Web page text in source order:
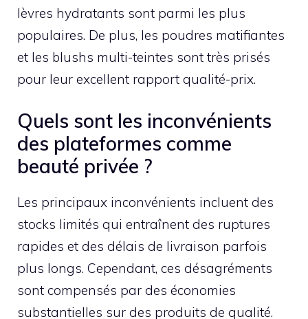
lèvres hydratants sont parmi les plus
populaires. De plus, les poudres matifiantes
et les blushs multi-teintes sont très prisés
pour leur excellent rapport qualité-prix.
Quels sont les inconvénients
des plateformes comme
beauté privée ?
Les principaux inconvénients incluent des
stocks limités qui entraînent des ruptures
rapides et des délais de livraison parfois
plus longs. Cependant, ces désagréments
sont compensés par des économies
substantielles sur des produits de qualité.